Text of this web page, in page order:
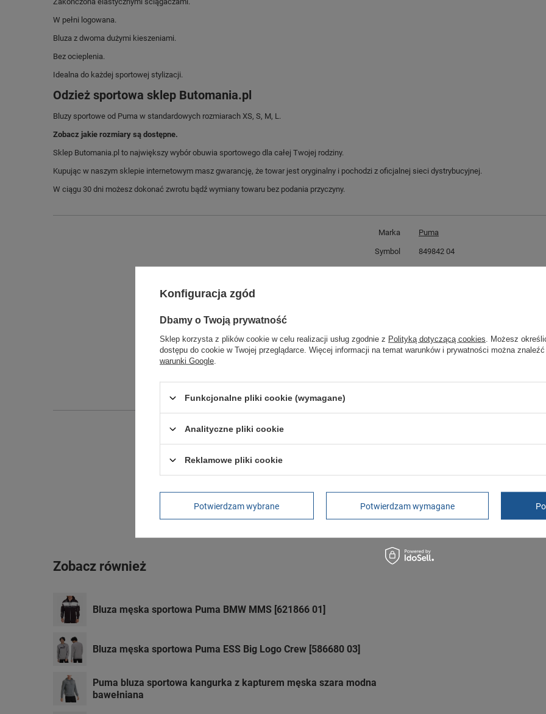
W pełni logowana.
Bluza z dwoma dużymi kieszeniami.
Bez ocieplenia.
Idealna do każdej sportowej stylizacji.
Odzież sportowa sklep Butomania.pl
Bluzy sportowe od Puma w standardowych rozmiarach XS, S, M, L.
Zobacz jakie rozmiary są dostępne.
Sklep Butomania.pl to największy wybór obuwia sportowego dla całej Twojej rodziny.
Kupując w naszym sklepie internetowym masz gwarancję, że towar jest oryginalny i pochodzi z oficjalnej sieci dystrybucyjnej.
W ciągu 30 dni możesz dokonać zwrotu bądź wymiany towaru bez podania przyczyny.
Marka Puma
Symbol 849842 04
Długość towaru w centymetrach Więcej 30
Butomania.pl
Kościuszki 27b
85-079 Bydgoszcz
Zobacz również
Bluza męska sportowa Puma BMW MMS [621866 01]
Bluza męska sportowa Puma ESS Big Logo Crew [586680 03]
Puma bluza sportowa kangurka z kapturem męska szara modna
bawełniana
Konfiguracja zgód
Dbamy o Twoją prywatność
Sklep korzysta z plików cookie w celu realizacji usług zgodnie z Polityką dotyczącą cookies . Możesz
dostępu do cookie w Twojej przeglądarce. Więcej informacji na temat warunków i prywatności można
warunki Google
Funkcjonalne pliki cookie (wymagane)
Analityczne pliki cookie
Reklamowe pliki cookie
Potwierdzam wybrane Potwierdzam wymagane